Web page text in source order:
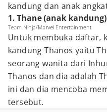
kandung dan anak
1. Thane (anak kandung)
Team Ninja/Marvel Entertainment
Untuk membuka daftar,
kandung Thanos yaitu
seorang wanita dari
Thanos dan dia adalah
ini dan dia mencoba
tersebut.